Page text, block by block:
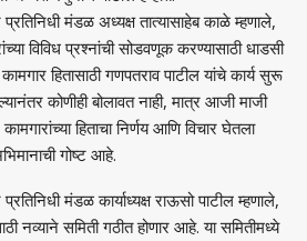
मंडळ अध्यक्ष तात्यासाहेब काळे म्हणाले,
विविध प्रश्नांची सोडवणूक करण्यासाठी धाडसी
हितासाठी गणपतराव पाटील यांचे कार्य सुरू
कोणीही बोलावत नाही, मात्र आजी माजी
हिताचा निर्णय आणि विचार घेतला
गोष्ट आहे.
मंडळ कार्याध्यक्ष राऊसो पाटील म्हणाले,
नव्याने समिती गठीत होणार आहे. या समितीमध्ये